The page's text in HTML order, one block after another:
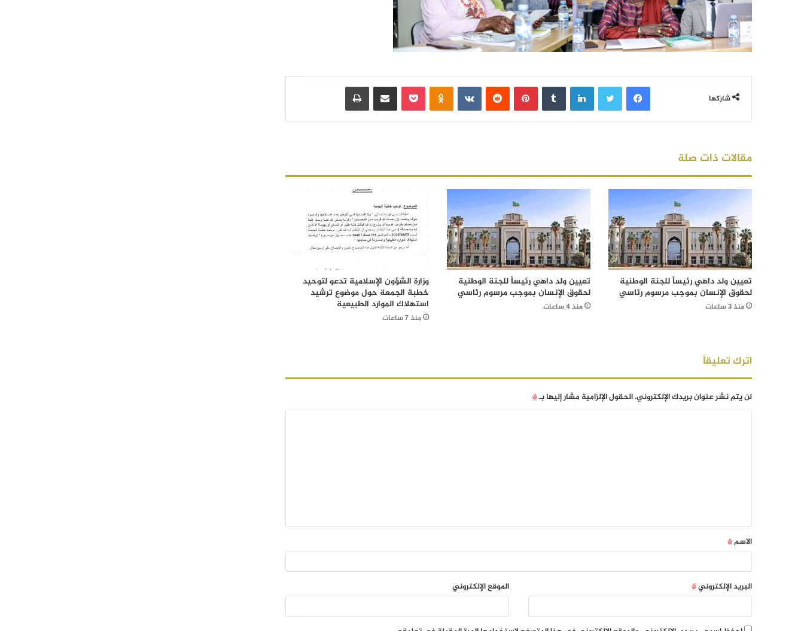
شاركها
فيسبوك لينكدإن بينتيريست بوكيت مشاركة عبر البريد
مقالات ذات صلة
تعيين ولد داهي رئيساً للجنة الوطنية
لحقوق الإنسان بموجب مرسوم رئاسي
منذ 3 ساعات
تعيين ولد داهي رئيساً للجنة الوطنية
لحقوق الإنسان بموجب مرسوم رئاسي
منذ 4 ساعات
وزارة الشؤون الإسلامية تدعو لتوحيد
خطبة الجمعة حول موضوع ترشيد
استهلاك الموارد الطبيعية
منذ 7 ساعات
اترك تعليقاً
لن يتم نشر عنوان بريدك الإلكتروني.الحقول الإلزامية مشار إليها بـ*
الاسم*
البريد الإلكتروني* الموقع الإلكتروني